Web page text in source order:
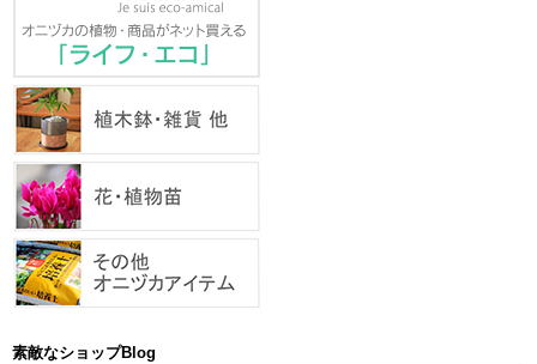
素敵なショップBlog